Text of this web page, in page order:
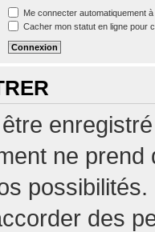
Me connecter automatiquement
Cacher mon statut en ligne pour
ne
possibilités.
des